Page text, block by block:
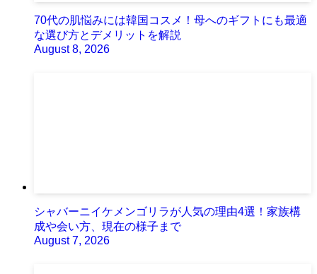
70代の肌悩みには韓国コスメ！母へのギフトにも最適
な選び方とデメリットを解説
August 8, 2026
シャバーニイケメンゴリラが人気の理由4選！家族構
成や会い方、現在の様子まで
August 7, 2026